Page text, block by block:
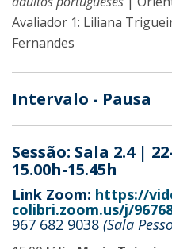
Avaliador 1: Liliana
Fernandes
Intervalo - Pausa
Sessão: Sala 2.4 |
15.00h-15.45h
Link Zoom: https://
colibri.zoom.us/j/
967 682 9038 (Sala